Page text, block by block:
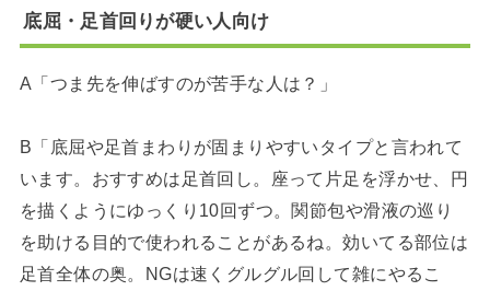
底屈・足首回りが硬い人向け
A「つま先を伸ばすのが苦手な人は？」
B「底屈や足首まわりが固まりやすいタイプと言われて
います。おすすめは足首回し。座って片足を浮かせ、円
を描くようにゆっくり10回ずつ。関節包や滑液の巡り
を助ける目的で使われることがあるね。効いてる部位は
足首全体の奥。NGは速くグルグル回して雑にやるこ